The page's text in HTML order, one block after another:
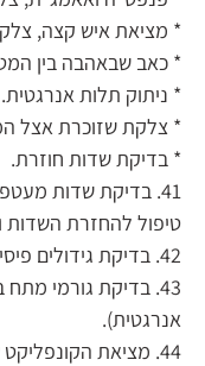
* מציאת איש קצה,
* כאב שבאהבה בין
* ניתוק תלות אנרגטית.
* צלקת שזוכרת אצל
* בדיקת שדות חוזרת.
41. בדיקת שדות
טיפול להחזרת השדות
42. בדיקת גידולים פיסיים/אנרגטים של האיבר.
43. בדיקת גורמי
אנרגטית).
44. מציאת